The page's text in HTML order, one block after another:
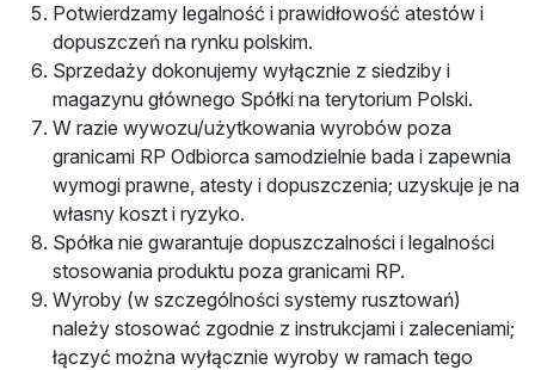
Potwierdzamy legalność i prawidłowość atestów i
dopuszczeń na rynku polskim.
Sprzedaży dokonujemy wyłącznie z siedziby i
magazynu głównego Spółki na terytorium Polski.
W razie wywozu/użytkowania wyrobów poza
granicami RP Odbiorca samodzielnie bada i zapewnia
wymogi prawne, atesty i dopuszczenia; uzyskuje je na
własny koszt i ryzyko.
Spółka nie gwarantuje dopuszczalności i legalności
stosowania produktu poza granicami RP.
Wyroby (w szczególności systemy rusztowań)
należy stosować zgodnie z instrukcjami i zaleceniami;
łączyć można wyłącznie wyroby w ramach tego